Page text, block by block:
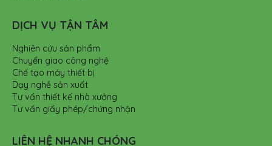
DỊCH VỤ TẬN TÂM
Nghiên cứu sản phẩm
Chuyển giao công nghệ
Chế tạo máy thiết bị
Dạy nghề sản xuất
Tư vấn thiết kế nhà xưởng
Tư vấn giấy phép/chứng nhận
LIÊN HỆ NHANH CHÓNG